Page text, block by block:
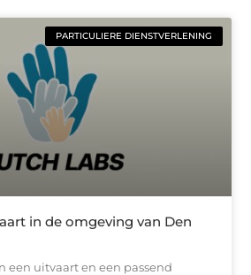
PARTICULIERE DIENSTVERLENING
in de omgeving van Den
een uitvaart en een passend